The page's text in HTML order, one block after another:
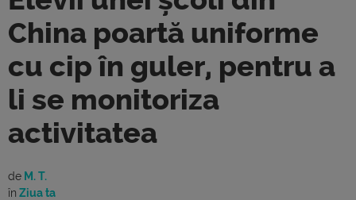
China poartă uniforme
cu cip în guler, pentru a
li se monitoriza
activitatea
de M. T.
în Ziua ta